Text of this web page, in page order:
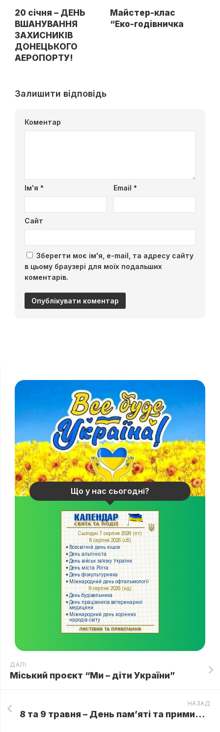
20 січня – ДЕНЬ
ВШАНУВАННЯ
ЗАХИСНИКІВ
ДОНЕЦЬКОГО
АЕРОПОРТУ!
Майстер-клас
“Еко-годівничка
Залишити відповідь
Коментар
Ім'я * Email *
Сайт
Зберегти моє ім'я, e-mail, та адресу сайту
в цьому браузері для моїх подальших
коментарів.
Що у нас сьогодні?
ДАЛІ
Міський проєкт “Ми – діти України”
НАЗАД
8 та 9 травня – День пам’яті та примирення, День перемоги над нацизмом у Другій світовій війні.